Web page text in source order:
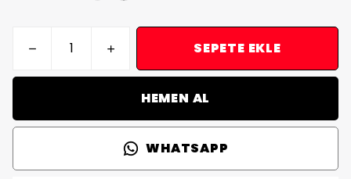
SEPETE EKLE
HEMEN AL
WHATSAPP